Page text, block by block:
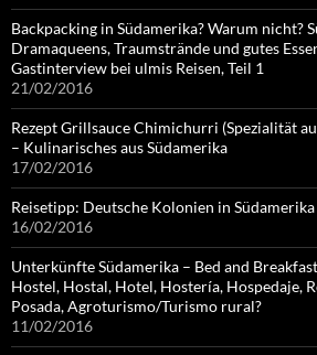
Backpacking in Südamerika? Warum nicht?
Dramaqueens, Traumstrände und gutes
Gastinterview bei ulmis Reisen, Teil 1
21/02/2016
Rezept Grillsauce Chimichurri (Spezialität
– Kulinarisches aus Südamerika
17/02/2016
Reisetipp: Deutsche Kolonien in
16/02/2016
Unterkünfte Südamerika – Bed and
Hostel, Hostal, Hotel, Hostería, Hospedaje,
Posada, Agroturismo/Turismo rural?
11/02/2016